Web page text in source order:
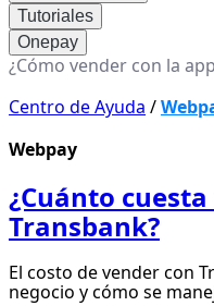
Tutoriales
Onepay
¿Cómo vender con la
Centro de Ayuda /
Webpay
¿Cuánto
Transbank?
El costo de vender con
negocio y cómo se